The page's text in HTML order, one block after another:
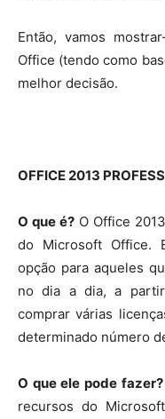
Então, vamos
Office (tendo como
melhor decisão.
OFFICE 2013
O que é? O Office
do Microsoft Office.
opção para aqueles
no dia a dia, a
comprar várias
determinado número
O que ele pode fazer?
recursos do